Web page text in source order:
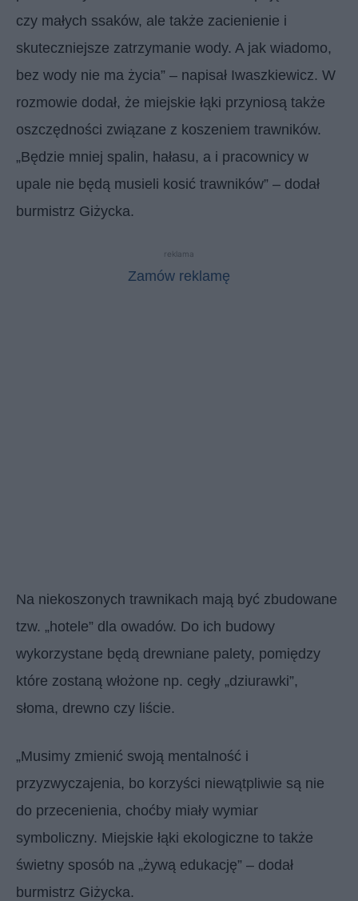
czy małych ssaków, ale także zacienienie i
skuteczniejsze zatrzymanie wody. A jak wiadomo,
bez wody nie ma życia” – napisał Iwaszkiewicz. W
rozmowie dodał, że miejskie łąki przyniosą także
oszczędności związane z koszeniem trawników.
„Będzie mniej spalin, hałasu, a i pracownicy w
upale nie będą musieli kosić trawników” – dodał
burmistrz Giżycka.
reklama
Zamów reklamę
Na niekoszonych trawnikach mają być zbudowane
tzw. „hotele” dla owadów. Do ich budowy
wykorzystane będą drewniane palety, pomiędzy
które zostaną włożone np. cegły „dziurawki”,
słoma, drewno czy liście.
„Musimy zmienić swoją mentalność i
przyzwyczajenia, bo korzyści niewątpliwie są nie
do przecenienia, choćby miały wymiar
symboliczny. Miejskie łąki ekologiczne to także
świetny sposób na „żywą edukację” – dodał
burmistrz Giżycka.